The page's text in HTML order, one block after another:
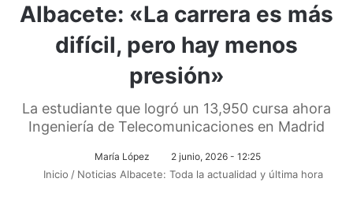
Albacete: «La carrera es más
difícil, pero hay menos
presión»
La estudiante que logró un 13,950 cursa ahora
Ingeniería de Telecomunicaciones en Madrid
María López 2 junio, 2026 - 12:25
Inicio / Noticias Albacete: Toda la actualidad y última hora